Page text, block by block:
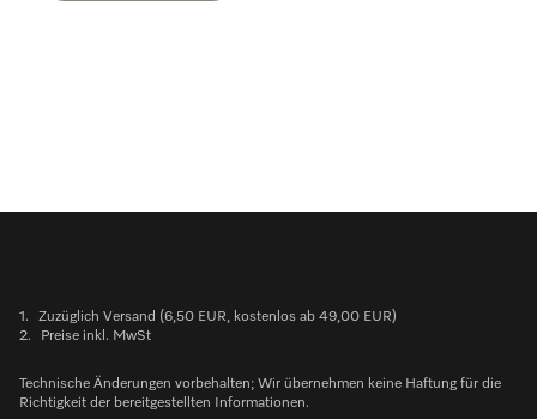
1.
Zuzüglich Versand (6,50 EUR, kostenlos ab 49,00 EUR)
2.
Preise inkl. MwSt
Technische Änderungen vorbehalten; Wir übernehmen keine Haftung für die
Richtigkeit der bereitgestellten Informationen.